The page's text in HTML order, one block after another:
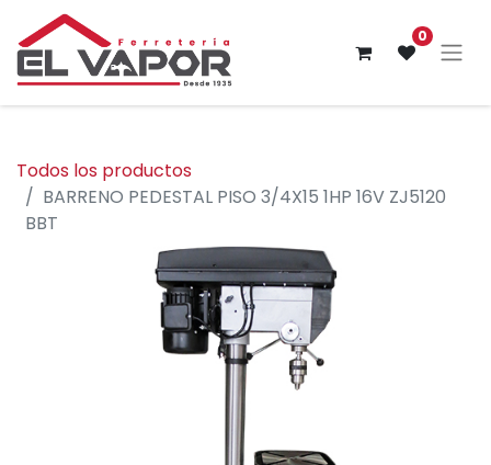
0
Todos los productos
BARRENO PEDESTAL PISO 3/4X15 1HP 16V ZJ5120
BBT